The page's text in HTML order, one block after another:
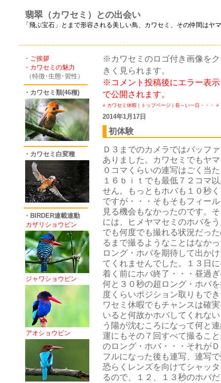
翡翠（カワセミ）との出会い
「飛ぶ宝石」とまで形容される美しい鳥、カワセミ、その仲間は
・ご挨拶
・カワセミの魅力
（特徴･生態･習性）
・カワセミ類(46種)
・カワセミ白変種
・BIRDER連載連動
カザリショウビン
ジャワショウビン
アオショウビン
※カワセミのロゴ付き画像を
きく見られます。
※コメント投稿後にエラー表
で公開されます。
« カワセミ休暇| トップページ | 長～い一日・・・ »
2014年1月17日
初体験
Ｄ３までのカメラではバッフ
ありました。カワセミでもヤ
０コマくらいの連写はごく当
１６ｂｉｔでも最低７２コマ
せん。もっともホバも１０秒
ですが・・・そもそもフィー
見る機会もなかったのです。
には、ヒメヤマセミのホバを
でも何度でも撮れる状況だっ
るまで撮るようなことはなか
ロング・ホバを期待して出か
てくれませんでした。１３日
着く前にホバ終了・・・昼過
何と３０秒の超ロング・ホバ
度くらいポジション取りもで
ワセミ休暇でもチャンスは確
いると何故かホバしてくれな
う陽が沈むころになって何と
運にもその７回すべて撮るこ
のロング・ホバ・・・それが
フルになった後も連写、連写
恐らくレンズを向けてシャッ
るので、１２、１３秒のホバ